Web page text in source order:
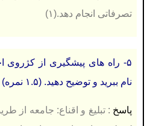
تصرفاتی انجام دهد.(۱)
۵- راه های پيشگيری از كژروی
نام ببرید و توضيح دهید. (۱.۵ نمره)
پاسخ : تبلیغ و اقناع: جامعه از